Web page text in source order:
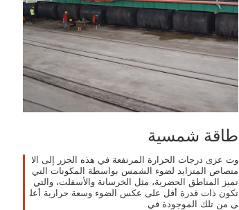
طاقة شمسية
وت عزى درجات الحرارة المرتفعة في هذه الجزر إلى الا
متصاص المتزايد لضوء الشمس بواسطة المكونات التي
تميز المناطق الحضرية، مثل الخرسانة والأسفلت، والتي
تكون ذات قدرة أقل على عكس الضوء وسعة حرارية أعل
ى من تلك الموجودة في